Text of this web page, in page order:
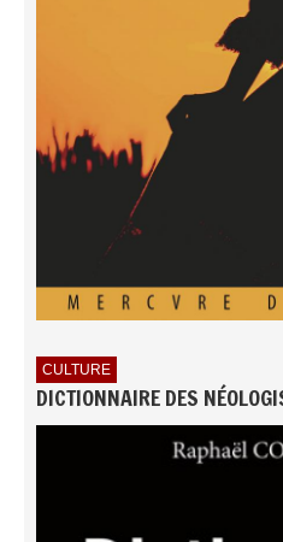
CULTURE
DICTIONNAIRE DES